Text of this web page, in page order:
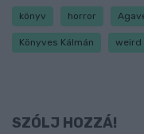
könyv horror
Könyves Kálmán weird
SZÓLJ HOZZÁ!